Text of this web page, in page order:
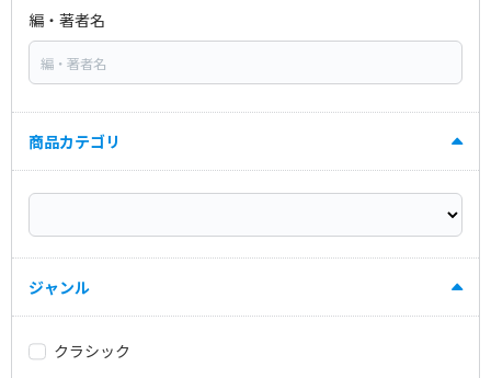
編・著者名
商品カテゴリ
ジャンル
クラシック